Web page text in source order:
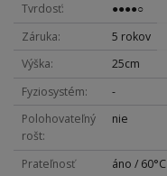
Tvrdosť
●●●●○
Záruka
5 rokov
Výška
25cm
Fyziosystém
-
Polohovateľný
rošt
nie
Prateľnosť
áno / 60°C